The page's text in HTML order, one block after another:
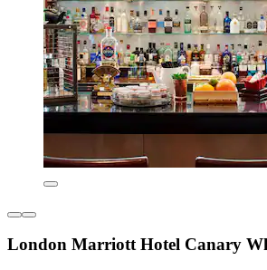
London Marriott Hotel Canary